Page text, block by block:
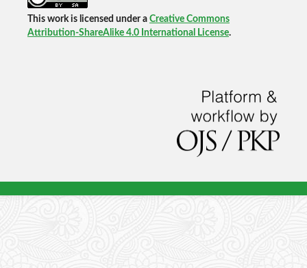
This work is licensed under a Creative Commons
Attribution-ShareAlike 4.0 International License.